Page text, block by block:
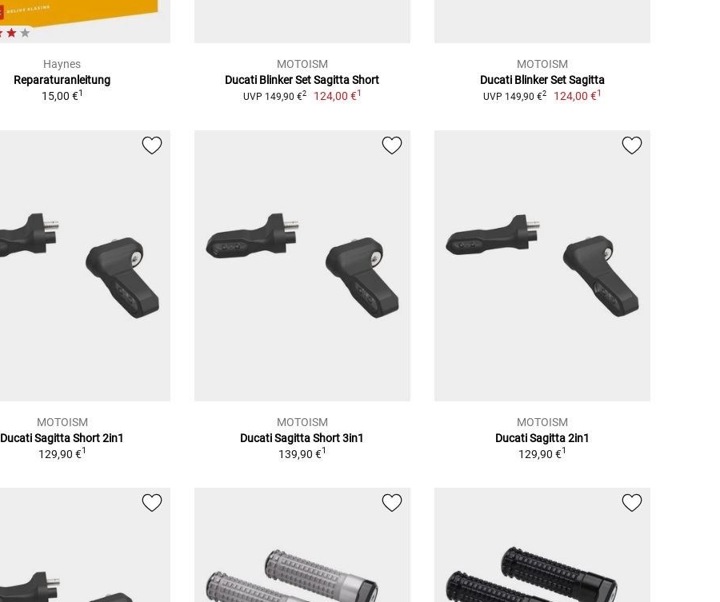
Haynes
Reparaturanleitung
15,00 €1
MOTOISM
Ducati Blinker Set Sagitta Short
UVP 149,90 €2 124,00 €1
MOTOISM
Ducati Blinker Set Sagitta
UVP 149,90 €2 124,00 €1
MOTOISM
Ducati Sagitta Short 2in1
129,90 €1
MOTOISM
Ducati Sagitta Short 3in1
139,90 €1
MOTOISM
Ducati Sagitta 2in1
129,90 €1